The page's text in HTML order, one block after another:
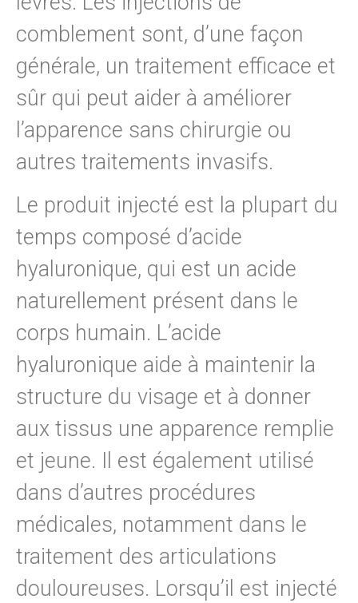
comblement sont, d’une façon
générale, un traitement efficace et
sûr qui peut aider à améliorer
l’apparence sans chirurgie ou
autres traitements invasifs.
Le produit injecté est la plupart du
temps composé d’acide
hyaluronique, qui est un acide
naturellement présent dans le
corps humain. L’acide
hyaluronique aide à maintenir la
structure du visage et à donner
aux tissus une apparence remplie
et jeune. Il est également utilisé
dans d’autres procédures
médicales, notamment dans le
traitement des articulations
douloureuses. Lorsqu’il est injecté